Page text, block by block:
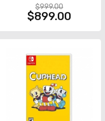
$999.00
$899.00